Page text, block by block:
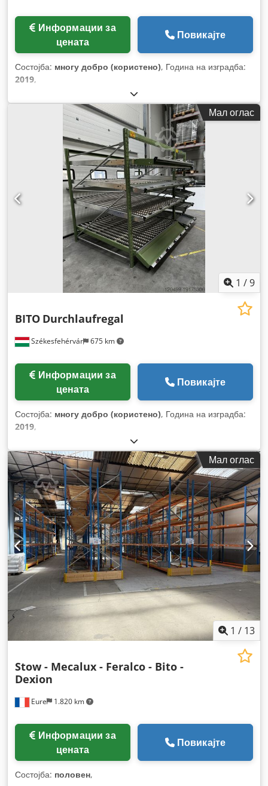
цената
Повикајте
Состојба: многу добро (користено), Година на изградба:
2019,
Мал оглас
1 /9
Székesfehérvár 675 km
BITO Durchlaufregal
цената
Повикајте
Состојба: многу добро (користено), Година на изградба:
2019,
Мал оглас
1 / 13
Eure 1.820 km
Stow - Mecalux - Feralco - Bito -
Dexion
цената
Повикајте
Состојба: половен,